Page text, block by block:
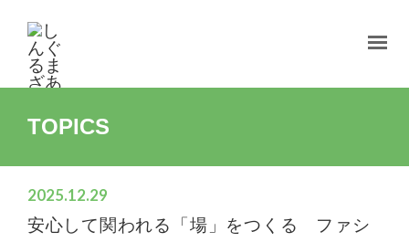
TOPICS
2025.12.29
安心して関われる「場」をつくる ファシ